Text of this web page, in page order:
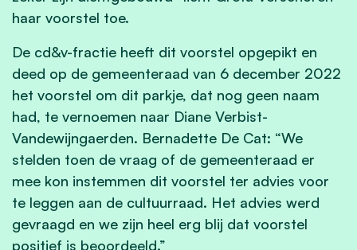
haar voorstel toe.
De cd&v-fractie heeft dit voorstel opgepikt en
deed op de gemeenteraad van 6 december 2022
het voorstel om dit parkje, dat nog geen naam
had, te vernoemen naar Diane Verbist-
Vandewijngaerden. Bernadette De Cat: “We
stelden toen de vraag of de gemeenteraad er
mee kon instemmen dit voorstel ter advies voor
te leggen aan de cultuurraad. Het advies werd
gevraagd en we zijn heel erg blij dat voorstel
positief is beoordeeld.”